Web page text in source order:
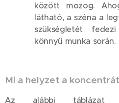
között mozog.
látható, a széna a
szükségletét
könnyű munka során.
Mi a helyzet a
Az alábbi táblázat